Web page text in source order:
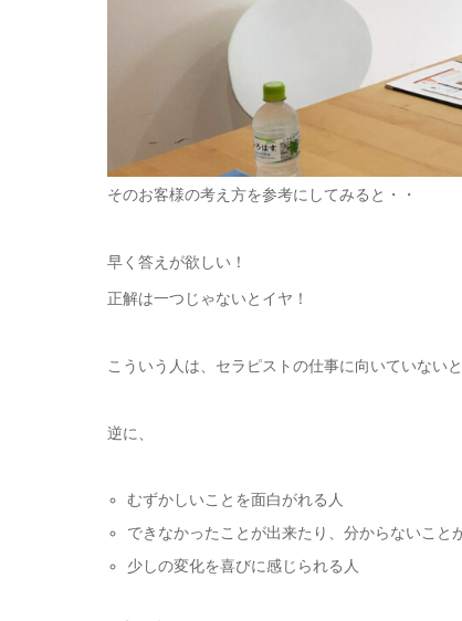
そのお客様の考え方を参考にしてみると・・
早く答えが欲しい！
正解は一つじゃないとイヤ！
こういう人は、セラピストの仕事に向いていないと
逆に、
むずかしいことを面白がれる人
できなかったことが出来たり、分からないこと
少しの変化を喜びに感じられる人